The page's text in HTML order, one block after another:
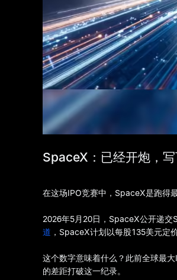
SpaceX：已经开炮，
在这场IPO竞赛中，SpaceX是跑得
2026年5月20日，SpaceX公开递交
道 ，SpaceX计划以每股135美元定
这个数字意味着什么？此前全球最
的差距打破这一纪录。